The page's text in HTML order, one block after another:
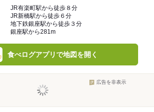
JR有楽町駅から徒歩８分
JR新橋駅から徒歩６分
地下鉄銀座駅から徒歩３分
銀座駅から281m
食べログアプリで地図を開く
広告を非表示